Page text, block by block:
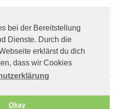
bei der Bereitstellung
Dienste. Durch die
erklärst du dich
dass wir Cookies
Okay